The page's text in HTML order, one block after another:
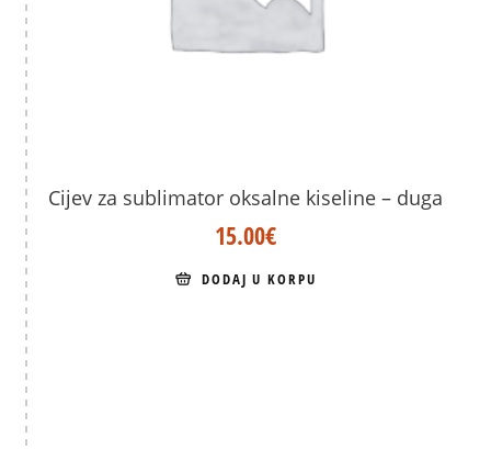
Cijev za sublimator oksalne kiseline – duga
15.00€
DODAJ U KORPU